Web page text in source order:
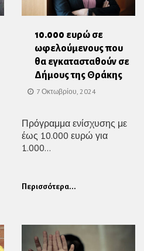
10.000 ευρώ σε
ωφελούμενους που
θα εγκατασταθούν σε
Δήμους της Θράκης
7 Οκτωβρίου, 2024
Πρόγραμμα ενίσχυσης με
έως 10.000 ευρώ για
1.000...
Περισσότερα...